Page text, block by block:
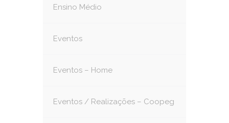
Ensino Médio
Eventos
Eventos – Home
Eventos / Realizações – Coopeg